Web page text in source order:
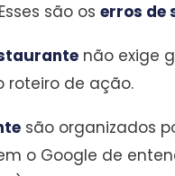
são os erros de
não exige
roteiro de ação.
são organizados
o Google de